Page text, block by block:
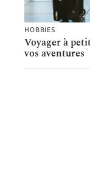
HOBBIES
Voyager à
vos aventures